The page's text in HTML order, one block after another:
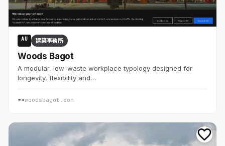
AU 建築事務所
Woods Bagot
A modular, low-waste workplace typology designed for
longevity, flexibility and…
woodsbagot.com